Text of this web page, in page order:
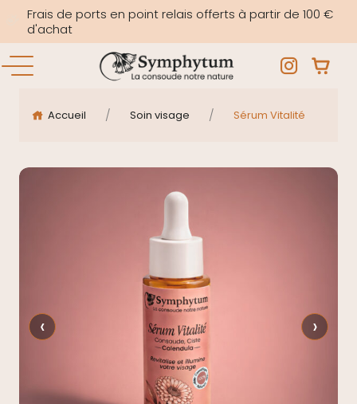
Frais de ports en point relais offerts à partir de 100 €
d'achat
Accueil / Soin visage / Sérum Vitalité
‹ ›